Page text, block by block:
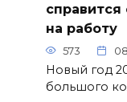
на работу
573
Новый год
большого